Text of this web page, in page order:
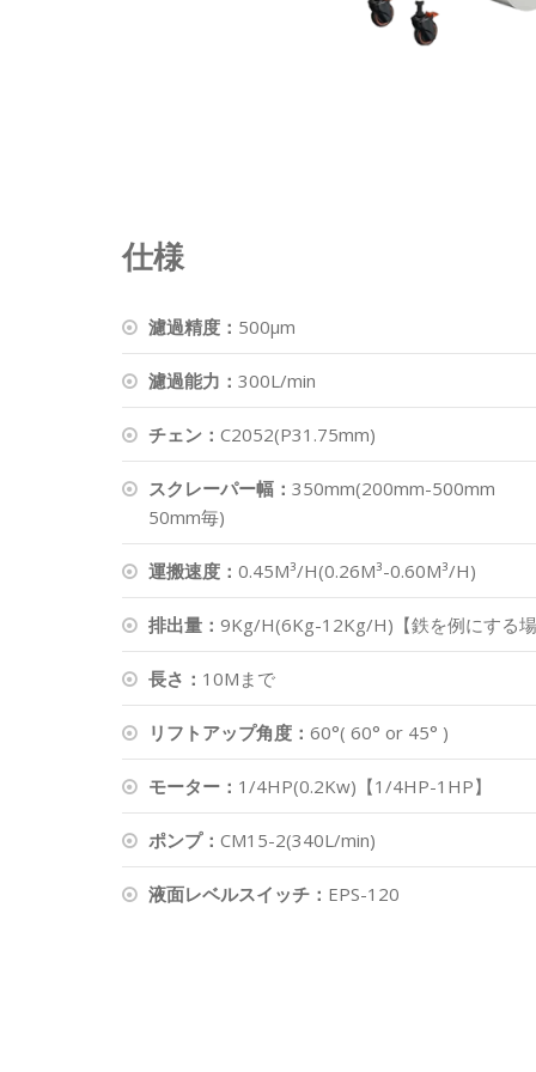
仕様
濾過精度： 500μm
濾過能力： 300L/min
チェン： C2052(P31.75mm)
スクレーパー幅： 350mm(200mm-500mm
50mm毎)
運搬速度： 0.45M³/H(0.26M³-0.60M³/H)
排出量： 9Kg/H(6Kg-12Kg/H)【鉄を例にする
長さ： 10Mまで
リフトアップ角度： 60°( 60° or 45° )
モーター： 1/4HP(0.2Kw)【1/4HP-1HP】
ポンプ： CM15-2(340L/min)
液面レベルスイッチ： EPS-120